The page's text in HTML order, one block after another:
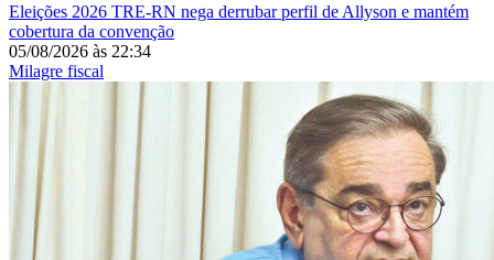
Eleições 2026 TRE-RN nega derrubar perfil de Allyson e mantém
cobertura da convenção
05/08/2026 às 22:34
Milagre fiscal